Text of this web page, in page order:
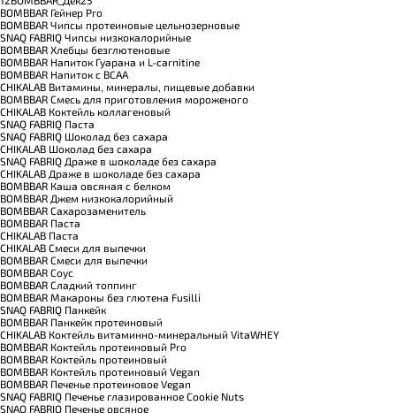
BOMBBAR Гейнер Pro
BOMBBAR Чипсы протеиновые цельнозерновые
SNAQ FABRIQ Чипсы низкокалорийные
BOMBBAR Хлебцы безглютеновые
BOMBBAR Напиток Гуарана и L-carnitine
BOMBBAR Напиток с BCAA
CHIKALAB Витамины, минералы, пищевые добавки
BOMBBAR Смесь для приготовления мороженого
CHIKALAB Коктейль коллагеновый
SNAQ FABRIQ Паста
SNAQ FABRIQ Шоколад без сахара
CHIKALAB Шоколад без сахара
SNAQ FABRIQ Драже в шоколаде без сахара
CHIKALAB Драже в шоколаде без сахара
BOMBBAR Каша овсяная с белком
BOMBBAR Джем низкокалорийный
BOMBBAR Сахарозаменитель
BOMBBAR Паста
CHIKALAB Паста
CHIKALAB Смеси для выпечки
BOMBBAR Смеси для выпечки
BOMBBAR Соус
BOMBBAR Сладкий топпинг
BOMBBAR Макароны без глютена Fusilli
SNAQ FABRIQ Панкейк
BOMBBAR Панкейк протеиновый
CHIKALAB Коктейль витаминно-минеральный VitaWHEY
BOMBBAR Коктейль протеиновый Pro
BOMBBAR Коктейль протеиновый
BOMBBAR Коктейль протеиновый Vegan
BOMBBAR Печенье протеиновое Vegan
SNAQ FABRIQ Печенье глазированное Cookie Nuts
SNAQ FABRIQ Печенье овсяное